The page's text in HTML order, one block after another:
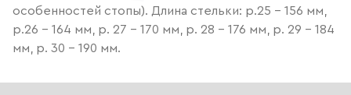
особенностей стопы). Длина стельки: р.25 - 156 мм,
р.26 - 164 мм, р. 27 - 170 мм, р. 28 - 176 мм, р. 29 - 184
мм, р. 30 - 190 мм.